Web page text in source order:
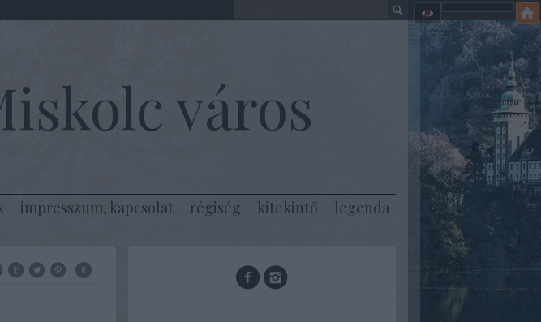
város
impresszum, kapcsolat régiség kitekintő legenda